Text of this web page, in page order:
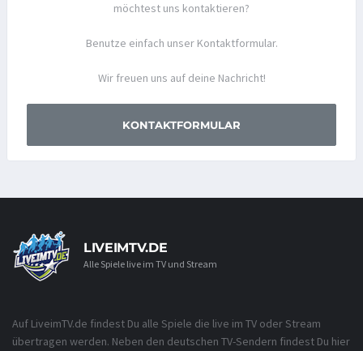
möchtest uns kontaktieren?
Benutze einfach unser Kontaktformular.
Wir freuen uns auf deine Nachricht!
KONTAKTFORMULAR
LIVEIMTV.DE
Alle Spiele live im TV und Stream
Auf LiveimTV.de findest Du alle Spiele die live im TV oder Stream
übertragen werden. Neben den deutschen TV-Sendern findest Du hier